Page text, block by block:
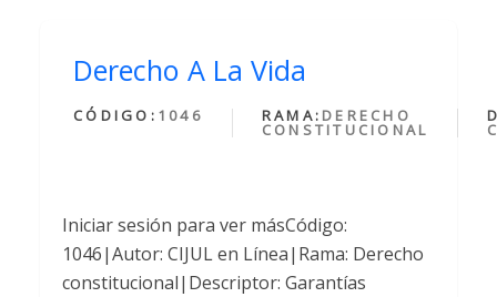
Derecho A La Vida
CÓDIGO: 1046 RAMA: DERECHO
CONSTITUCIONAL
Iniciar sesión para ver másCódigo:
1046|Autor: CIJUL en Línea|Rama: Derecho
constitucional|Descriptor: Garantías